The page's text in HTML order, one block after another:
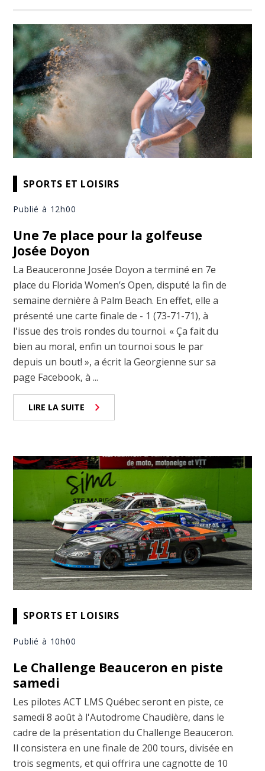
SPORTS ET LOISIRS
Publié à 12h00
Une 7e place pour la golfeuse
Josée Doyon
La Beauceronne Josée Doyon a terminé en 7e
place du Florida Women’s Open, disputé la fin de
semaine dernière à Palm Beach. En effet, elle a
présenté une carte finale de - 1 (73-71-71), à
l'issue des trois rondes du tournoi. « Ça fait du
bien au moral, enfin un tournoi sous le par
depuis un bout! », a écrit la Georgienne sur sa
page Facebook, à ...
LIRE LA SUITE
SPORTS ET LOISIRS
Publié à 10h00
Le Challenge Beauceron en piste
samedi
Les pilotes ACT LMS Québec seront en piste, ce
samedi 8 août à l'Autodrome Chaudière, dans le
cadre de la présentation du Challenge Beauceron.
Il consistera en une finale de 200 tours, divisée en
trois segments, et qui offrira une cagnotte de 10